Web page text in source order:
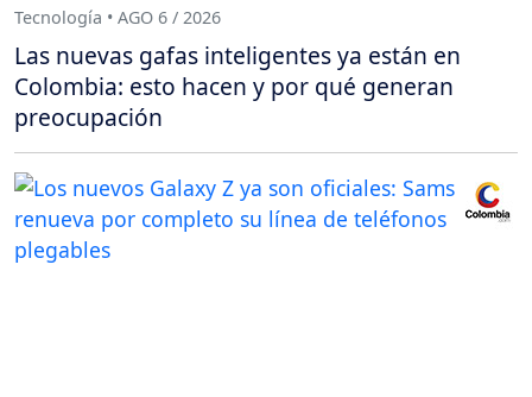
Tecnología • AGO 6 / 2026
Las nuevas gafas inteligentes ya están en
Colombia: esto hacen y por qué generan
preocupación